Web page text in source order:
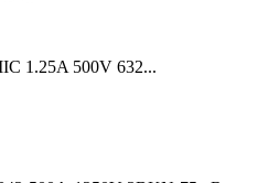
1.25A 500V 632...